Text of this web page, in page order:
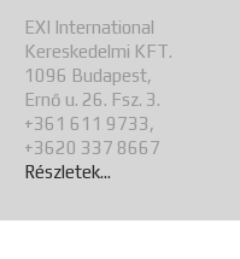
EXI International
Kereskedelmi KFT.
1096 Budapest,
Ernő u. 26. Fsz. 3.
+361 611 9733,
+3620 337 8667
Részletek...